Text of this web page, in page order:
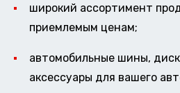
широкий ассортимент
приемлемым ценам;
автомобильные шины,
аксессуары для вашего